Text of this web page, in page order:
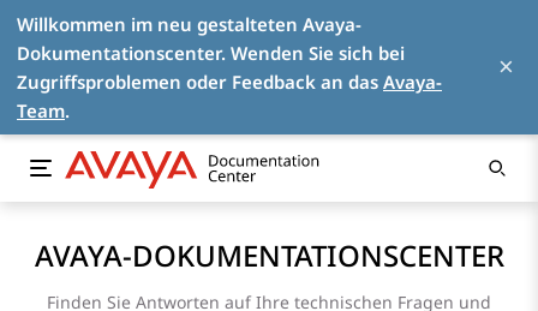
AVAYA-DOKUMENTATIONSCENTER
Finden Sie Antworten auf Ihre technischen Fragen und
Willkommen im neu gestalteten Avaya-
Dokumentationscenter. Wenden Sie sich bei
Zugriffsproblemen oder Feedback an das Avaya-
Team.
×